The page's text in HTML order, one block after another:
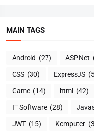
MAIN TAGS
Android (27) ASP.Net
CSS (30) ExpressJS
Game (14) html (42)
IT Software (28)
JWT (15) Komputer